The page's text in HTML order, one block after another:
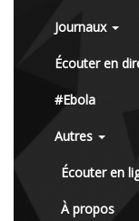
Journaux
Écouter en
#Ebola
Autres
Écouter en
À propos